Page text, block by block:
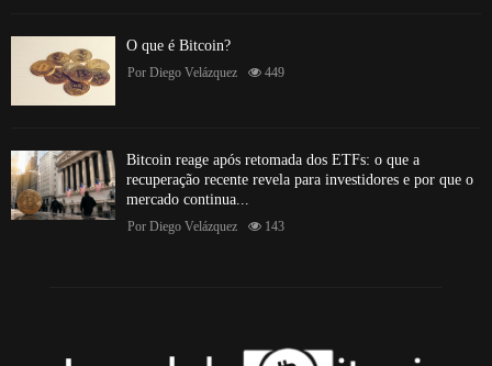
O que é Bitcoin?
Por Diego Velázquez 449
Bitcoin reage após retomada dos ETFs: o que a
recuperação recente revela para investidores e por que o
mercado continua...
Por Diego Velázquez 143